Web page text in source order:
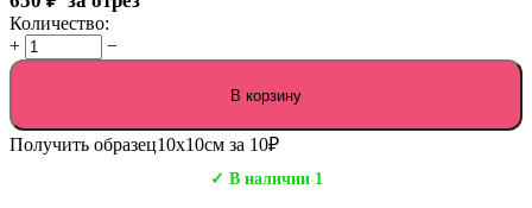
Количество:
+
−
В корзину
Получить образец10х10см за 10₽
✓ В наличии 1